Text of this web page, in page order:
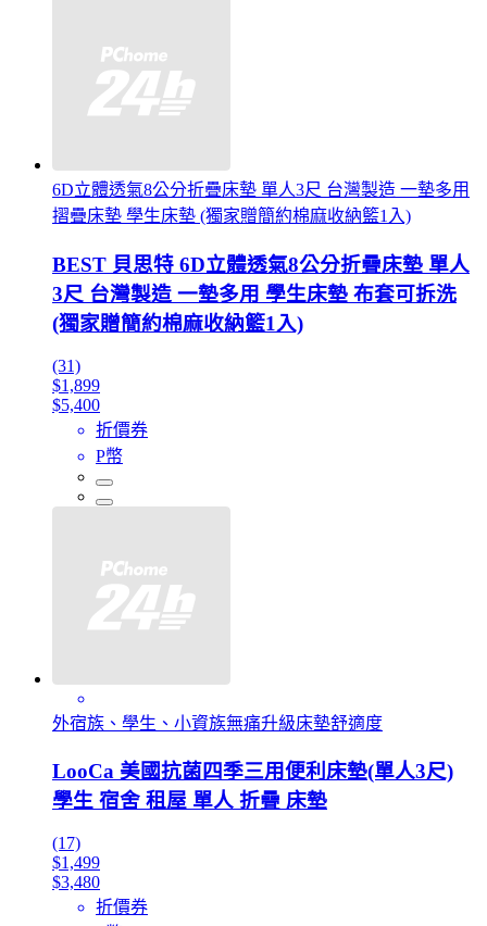
6D立體透氣8公分折疊床墊 單人3尺 台灣製造 一墊多用
摺疊床墊 學生床墊 (獨家贈簡約棉麻收納籃1入)
BEST 貝思特 6D立體透氣8公分折疊床墊 單人
3尺 台灣製造 一墊多用 學生床墊 布套可拆洗
(獨家贈簡約棉麻收納籃1入)
(31)
$1,899
$5,400
折價券
P幣
外宿族、學生、小資族無痛升級床墊舒適度
LooCa 美國抗菌四季三用便利床墊(單人3尺)
學生 宿舍 租屋 單人 折疊 床墊
(17)
$1,499
$3,480
折價券